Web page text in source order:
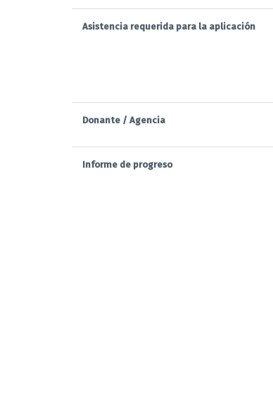
Asistencia requerida para la aplicación
Donante / Agencia
Informe de progreso